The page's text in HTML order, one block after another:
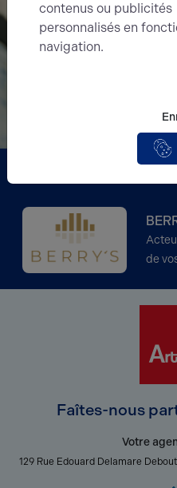
de
Faîtes-nous
Votre
129 Rue Edouard Delamare
contenus ou publicités
personnalisés en
navigation.